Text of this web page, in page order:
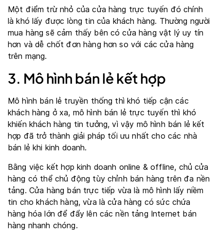
Một điểm trừ nhỏ của cửa hàng trực tuyến đó chính
là khó lấy được lòng tin của khách hàng. Thường người
mua hàng sẽ cảm thấy bên có cửa hàng vật lý uy tín
hơn và dễ chốt đơn hàng hơn so với các cửa hàng
trên mạng.
3. Mô hình bán lẻ kết hợp
Mô hình bán lẻ truyền thống thì khó tiếp cận các
khách hàng ở xa, mô hình bán lẻ trực tuyến thì khó
khiến khách hàng tin tưởng, vì vậy mô hình bán lẻ kết
hợp đã trở thành giải pháp tối ưu nhất cho các nhà
bán lẻ khi kinh doanh.
Bằng việc kết hợp kinh doanh online & offline, chủ cửa
hàng có thể chủ động tùy chỉnh bán hàng trên đa nền
tảng. Cửa hàng bán trực tiếp vừa là mô hình lấy niềm
tin cho khách hàng, vừa là cửa hàng có sức chứa
hàng hóa lớn để đẩy lên các nền tảng Internet bán
hàng nhanh chóng.